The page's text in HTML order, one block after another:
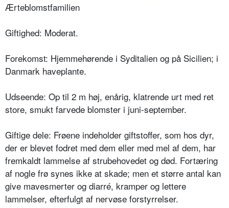
Ærteblomstfamilien
Giftighed: Moderat.
Forekomst: Hjemmehørende i Syditalien og på Sicilien; i
Danmark haveplante.
Udseende: Op til 2 m høj, enårig, klatrende urt med ret
store, smukt farvede blomster i juni-september.
Giftige dele: Frøene indeholder giftstoffer, som hos dyr,
der er blevet fodret med dem eller med mel af dem, har
fremkaldt lammelse af strubehovedet og død. Fortæring
af nogle frø synes ikke at skade; men et større antal kan
give mavesmerter og diarré, kramper og lettere
lammelser, efterfulgt af nervøse forstyrrelser.